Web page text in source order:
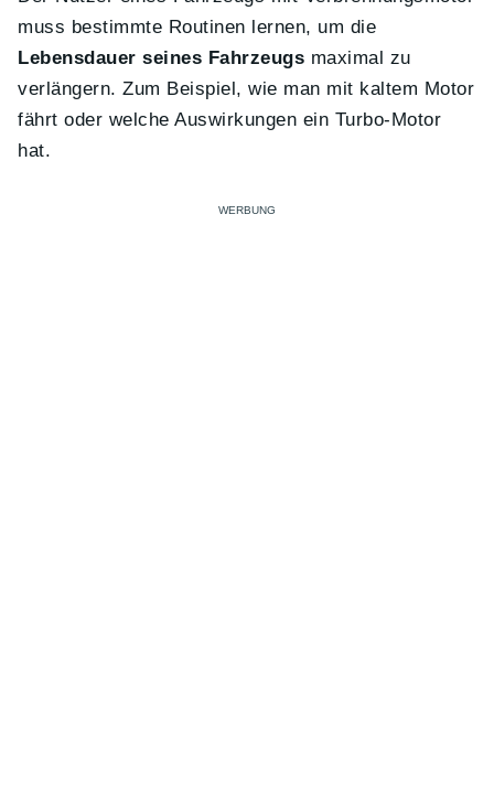
muss bestimmte Routinen lernen, um die
Lebensdauer seines Fahrzeugs maximal zu
verlängern. Zum Beispiel, wie man mit kaltem Motor
fährt oder welche Auswirkungen ein Turbo-Motor
hat.